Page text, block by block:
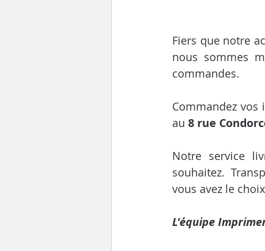
Fiers que notre
nous sommes
commandes.
Commandez vos
au 8 rue
Notre service
souhaitez.
vous avez le
L'équipe